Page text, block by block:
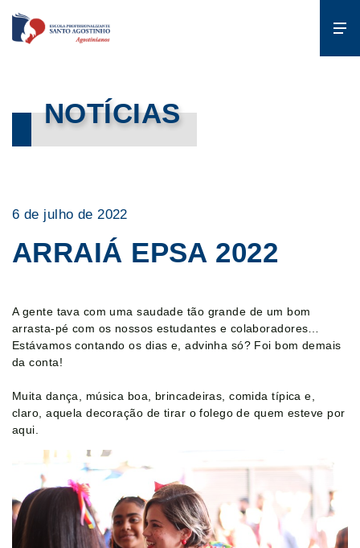
Gente que
Estude
Colaboradores
NOTÍCIAS
6 de julho de 2022
ARRAIÁ EPSA 2022
A gente tava com uma saudade tão grande de um bom
arrasta-pé com os nossos estudantes e colaboradores…
Estávamos contando os dias e, advinha só? Foi bom demais
da conta!
Muita dança, música boa, brincadeiras, comida típica e,
claro, aquela decoração de tirar o folego de quem esteve por
aqui.